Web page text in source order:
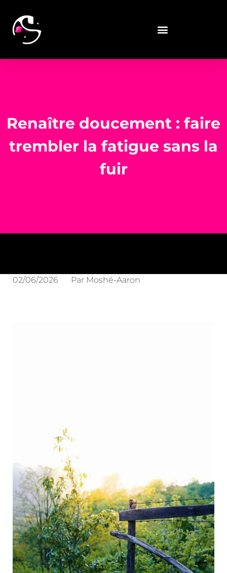
Renaître doucement : faire
trembler la fatigue sans la
fuir
02/06/2026 Par Moshé-Aaron